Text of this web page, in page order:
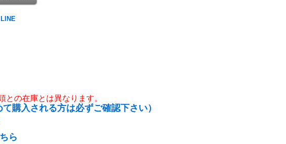
の在庫とは異なります。
購入される方は必ずご確認下さい）
ら